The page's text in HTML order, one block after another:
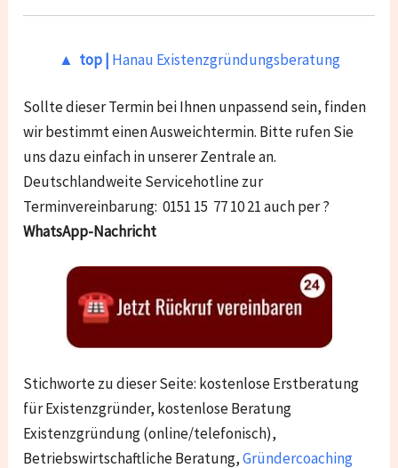
▲ top | Hanau Existenzgründungsberatung
Sollte dieser Termin bei Ihnen unpassend sein, finden
wir bestimmt einen Ausweichtermin. Bitte rufen Sie
uns dazu einfach in unserer Zentrale an.
Deutschlandweite Servicehotline zur
Terminvereinbarung: 0151 15 77 10 21 auch per ?
WhatsApp-Nachricht
Stichworte zu dieser Seite: kostenlose Erstberatung
für Existenzgründer, kostenlose Beratung
Existenzgründung (online/telefonisch),
Betriebswirtschaftliche Beratung,Gründercoaching